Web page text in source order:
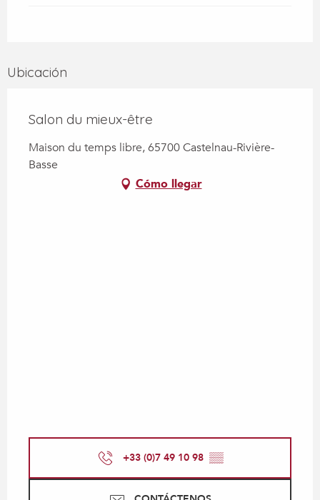
Ubicación
Salon du mieux-être
Maison du temps libre, 65700 Castelnau-Rivière-
Basse
Cómo llegar
+33 (0)7 49 10 98 ▒▒